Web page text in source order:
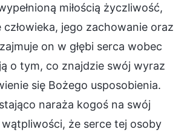
miłością życzliwość,
jego zachowanie oraz
on w głębi serca wobec
o tym, co znajdzie swój wyraz
się Bożego usposobienia.
naraża kogoś na swój
że serce tej osoby